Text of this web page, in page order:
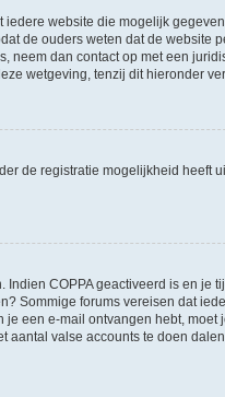
iedere website die mogelijk
de ouders weten dat de website
neem dan contact op met een
wetgeving, tenzij dit hieronder
de registratie mogelijkheid heeft
COPPA geactiveerd is en je
Sommige forums vereisen dat
een e-mail ontvangen hebt,
valse accounts te doen